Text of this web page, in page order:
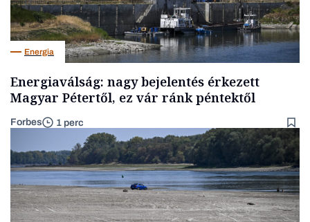
Energia
Energiaválság: nagy bejelentés érkezett
Magyar Pétertől, ez vár ránk péntektől
Forbes 1 perc